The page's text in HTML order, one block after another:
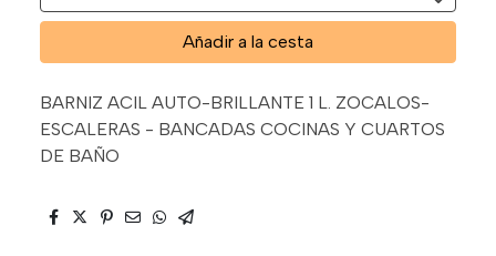
Añadir a la cesta
BARNIZ ACIL AUTO-BRILLANTE 1 L. ZOCALOS-
ESCALERAS - BANCADAS COCINAS Y CUARTOS
DE BAÑO